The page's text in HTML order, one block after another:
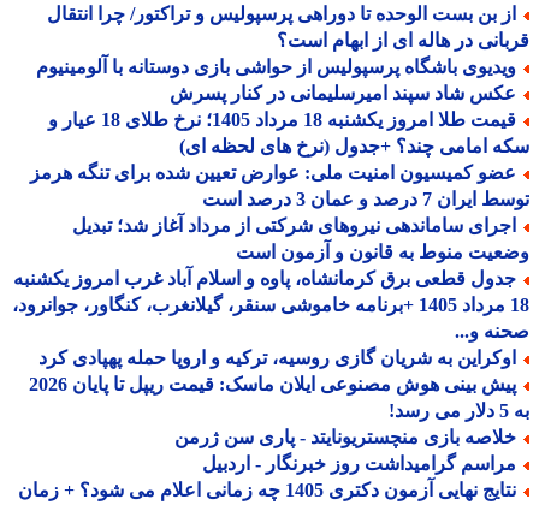
بن بست الوحده تا دوراهی پرسپولیس و تراکتور/ چرا انتقال
در هاله ای از ابهام است؟
باشگاه پرسپولیس از حواشی بازی دوستانه با آلومینیوم
شاد سپند امیرسلیمانی در کنار پسرش
قیمت طلا امروز یکشنبه 18 مرداد 1405؛ نرخ طلای 18 عیار و
امامی چند؟ +جدول (نرخ های لحظه ای)
کمیسیون امنیت ملی: عوارض تعیین شده برای تنگه هرمز
7 درصد و عمان 3 درصد است
ساماندهی نیروهای شرکتی از مرداد آغاز شد؛ تبدیل
منوط به قانون و آزمون است
قطعی برق کرمانشاه، پاوه و اسلام آباد غرب امروز یکشنبه
18 مرداد 1405 +برنامه خاموشی سنقر، گیلانغرب، کنگاور، جوانرود،
و...
به شریان گازی روسیه، ترکیه و اروپا حمله پهپادی کرد
پیش بینی هوش مصنوعی ایلان ماسک: قیمت ریپل تا پایان 2026
بازی منچستریونایتد - پاری سن ژرمن
گرامیداشت روز خبرنگار - اردبیل
نتایج نهایی آزمون دکتری 1405 چه زمانی اعلام می شود؟ + زمان